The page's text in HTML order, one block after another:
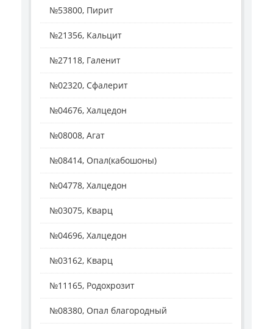
№53800, Пирит
№21356, Кальцит
№27118, Галенит
№02320, Сфалерит
№04676, Халцедон
№08008, Агат
№08414, Опал(кабошоны)
№04778, Халцедон
№03075, Кварц
№04696, Халцедон
№03162, Кварц
№11165, Родохрозит
№08380, Опал благородный